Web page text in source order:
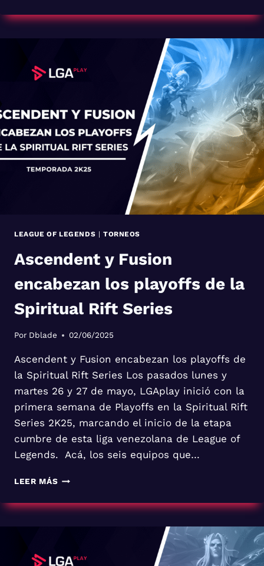
PRESENCIALES
LA
SERIES
SPIKE
PRO
LEAGUE
YA
TIENEN
LEAGUE OF LEGENDS | TORNEOS
Ascendent y Fusion
encabezan los playoffs de la
Spiritual Rift Series
Por Dblade 02/06/2025
Ascendent y Fusion encabezan los playoffs de
la Spiritual Rift Series Los pasados lunes y
martes 26 y 27 de mayo, LGAplay inició con la
primera semana de Playoffs en la Spiritual Rift
Series 2K25, marcando el inicio de la etapa
cumbre de esta liga venezolana de League of
Legends. Acá, los seis equipos que…
LEER MÁSASCENDENT
FUSION
LOS